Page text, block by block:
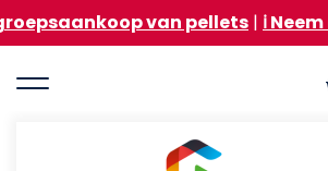
en
de
van pellets|ℹ️ Neem deel
Groupasol